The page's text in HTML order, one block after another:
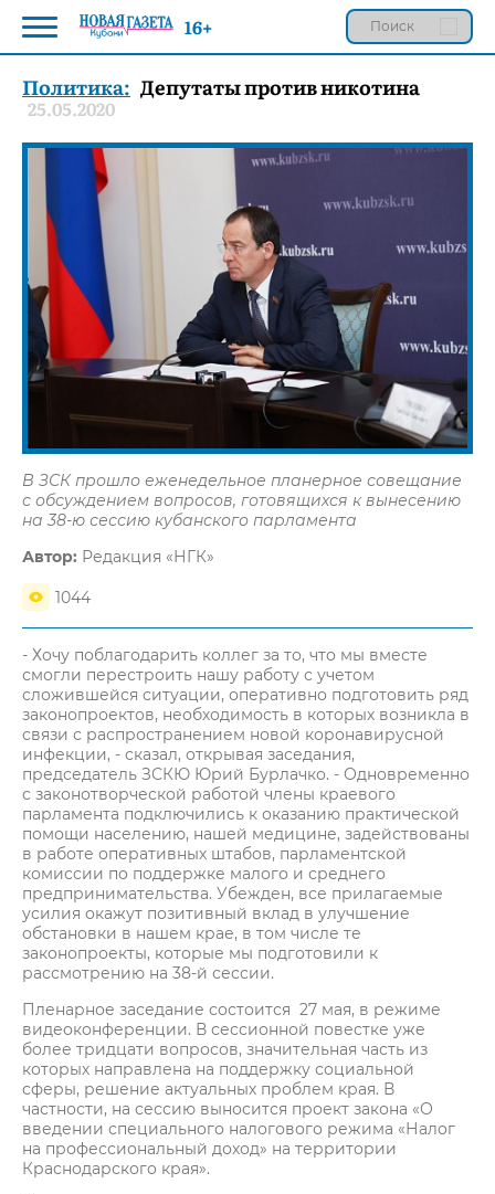
Политика: Депутаты против никотина
25.05.2020
В ЗСК прошло еженедельное планерное совещание
с обсуждением вопросов, готовящихся к вынесению
на 38-ю сессию кубанского парламента
Автор: Редакция «НГК»
1044
- Хочу поблагодарить коллег за то, что мы вместе
смогли перестроить нашу работу с учетом
сложившейся ситуации, оперативно подготовить ряд
законопроектов, необходимость в которых возникла в
связи с распространением новой коронавирусной
инфекции, - сказал, открывая заседания,
председатель ЗСКЮ Юрий Бурлачко. - Одновременно
с законотворческой работой члены краевого
парламента подключились к оказанию практической
помощи населению, нашей медицине, задействованы
в работе оперативных штабов, парламентской
комиссии по поддержке малого и среднего
предпринимательства. Убежден, все прилагаемые
усилия окажут позитивный вклад в улучшение
обстановки в нашем крае, в том числе те
законопроекты, которые мы подготовили к
рассмотрению на 38-й сессии.
Пленарное заседание состоится 27 мая, в режиме
видеоконференции. В сессионной повестке уже
более тридцати вопросов, значительная часть из
которых направлена на поддержку социальной
сферы, решение актуальных проблем края. В
частности, на сессию выносится проект закона «О
введении специального налогового режима «Налог
на профессиональный доход» на территории
Краснодарского края».
16+